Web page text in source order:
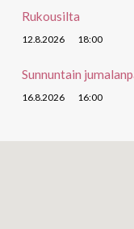
Rukousilta
12.8.2026 18:00
Sunnuntain
16.8.2026 16:00